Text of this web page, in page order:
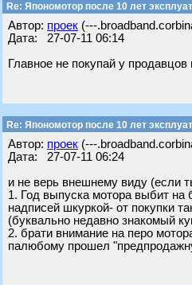
Re: Япономотор после 10 лет
Автор: проек (---
Дата: 27-07-11 06:14
Главное не покупай у
Re: Япономотор после 10 лет
Автор: проек (---
Дата: 27-07-11 06:24
и не верь внешнему виду (если
1. Год выпуска мотора выбит на
надписей шкуркой- от покупки
(буквально недавно знакомый
2. брати внимание на перо
палюбому прошел